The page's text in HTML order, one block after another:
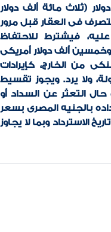
بمبلغ لا يقل عن 300 ألف دولار (ثلاث مائة ألف دولار
فى العقار قبل مرور
فيشترط للاحتفاظ
وخمسين ألف دولار أمريكى
من الخارج، كإيرادات
ولا يرد. ويجوز تقسيط
التعثر عن السداد أو
بالجنيه المصرى بسعر
الاسترداد وبما لا يجاوز